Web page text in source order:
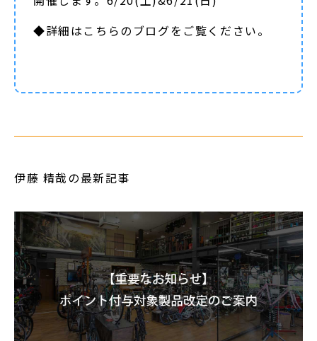
◆詳細はこちらのブログをご覧ください。
伊藤 精哉の最新記事